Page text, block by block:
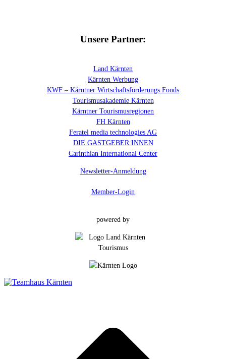
Unsere Partner:
Land Kärnten
Kärnten Werbung
KWF – Kärntner Wirtschaftsförderungs Fonds
Tourismusakademie Kärnten
Kärntner Tourismusregionen
FH Kärnten
Feratel media technologies AG
DIE GASTGEBER:INNEN
Carinthian International Center
Newsletter-Anmeldung
Member-Login
powered by